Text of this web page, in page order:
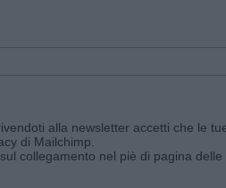
alla newsletter accetti che le
di Mailchimp
collegamento nel piè di pagina delle